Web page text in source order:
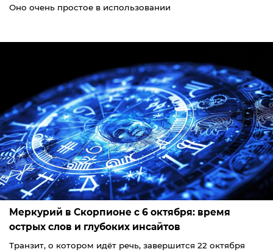
Оно очень простое в использовании
Меркурий в Скорпионе с 6 октября: время
острых слов и глубоких инсайтов
Транзит, о котором идёт речь, завершится 22 октября